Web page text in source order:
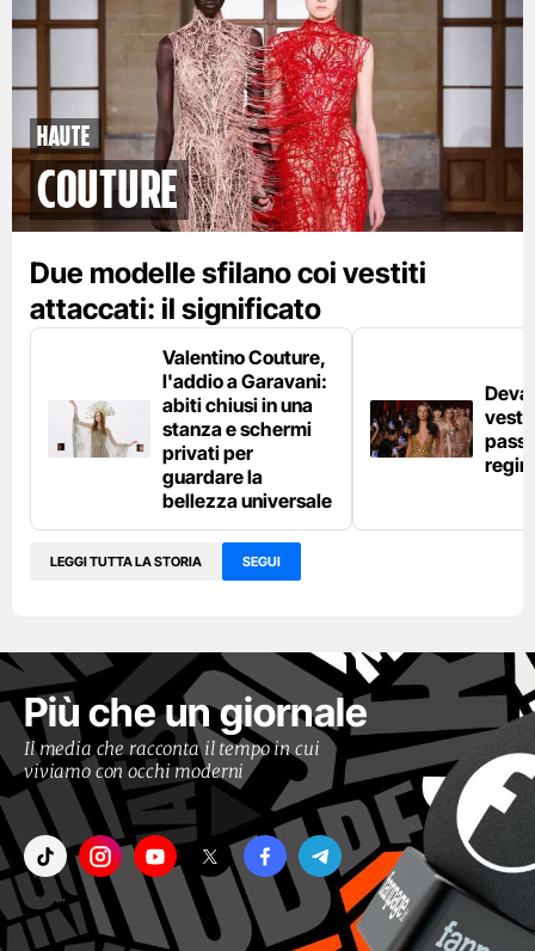
Haute
Couture
Due modelle sfilano coi vestiti
attaccati: il significato
Valentino Couture,
l'addio a Garavani:
abiti chiusi in una
stanza e schermi
privati per
guardare la
bellezza universale
Deva
LEGGI TUTTA LA STORIA SEGUI
Più che un giornale
Il media che racconta il tempo in cui
viviamo con occhi moderni